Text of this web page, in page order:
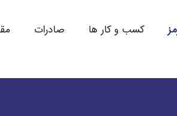
کسب و کار ها صادرات